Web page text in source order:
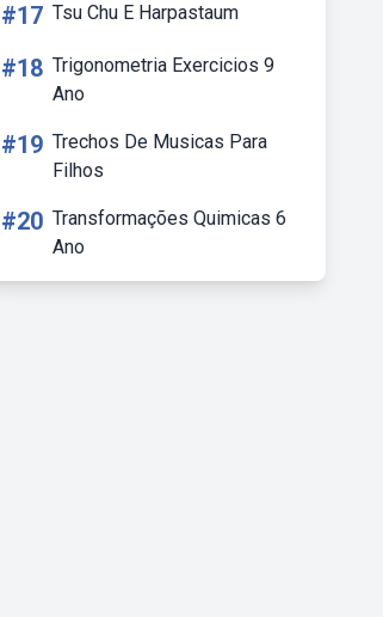
#17 Tsu Chu E Harpastaum
#18 Trigonometria Exercicios 9
Ano
#19 Trechos De Musicas Para
Filhos
#20 Transformações Quimicas 6
Ano